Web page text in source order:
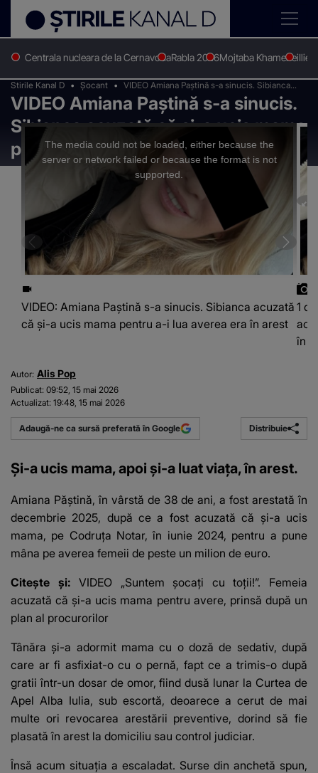
Centrala nucleara de la CernavodaRabla 2026Mojtaba KhameneiIlie
Stirile Kanal D Șocant
VIDEO Amiana Paștină s-a sinucis. Sibianca
acuzată că și-a ucis mama pentru a-i lua averea
era în arest
VIDEO Amiana Paștină s-a sinucis.
Sibianca acuzată că și-a ucis mama
pentru a-i lua averea era în arest
This
window.
The media could not be loaded, either because the
server or network failed or because the format is not
supported.
VIDEO: Amiana Paștină s-a sinucis. Sibianca acuzată
că și-a ucis mama pentru a-i lua averea era în arest
1
în
Autor: Alis Pop
Publicat: 09:52, 15 mai 2026
Actualizat: 19:48, 15 mai 2026
Adaugă-ne ca sursă preferată în Google Distribuie
Și-a ucis mama, apoi și-a luat viața, în arest.
Amiana Păștină, în vârstă de 38 de ani, a fost arestată în
decembrie 2025, după ce a fost acuzată că și-a ucis
mama, pe Codruța Notar, în iunie 2024, pentru a pune
mâna pe averea femeii de peste un milion de euro.
Citește și:VIDEO „Suntem șocați cu toții!”. Femeia
acuzată că și-a ucis mama pentru avere, prinsă după un
plan al procurorilor
Tânăra și-a adormit mama cu o doză de sedativ, după
care ar fi asfixiat-o cu o pernă, fapt ce a trimis-o după
gratii într-un dosar de omor, fiind dusă lunar la Curtea de
Apel Alba Iulia, sub escortă, deoarece a cerut de mai
multe ori revocarea arestării preventive, dorind să fie
plasată în arest la domiciliu sau control judiciar.
Însă acum situația a escaladat. Surse din anchetă spun,